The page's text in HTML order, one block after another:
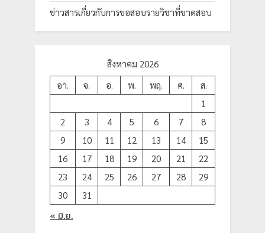
ข่าวสารเกี่ยวกับการขอสอบรายวิชาที่ขาดสอบ
สิงหาคม 2026
อา.
จ. อ. พ. พฤ. ศ.
ส.
1
2
3 4 5 6 7
8
9
10 11 12 13 14
15
16
17 18 19 20 21
22
23
24 25 26 27 28
29
30
31
« มิ.ย.